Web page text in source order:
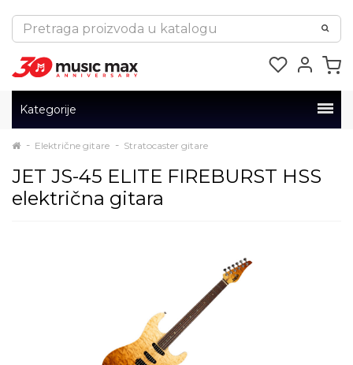
Kategorije
Električne gitare Stratocaster gitare
JET JS-45 ELITE FIREBURST HSS
električna gitara